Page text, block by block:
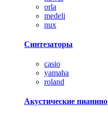
orla
medeli
nux
Синтезаторы
casio
yamaha
roland
Акустические пианино